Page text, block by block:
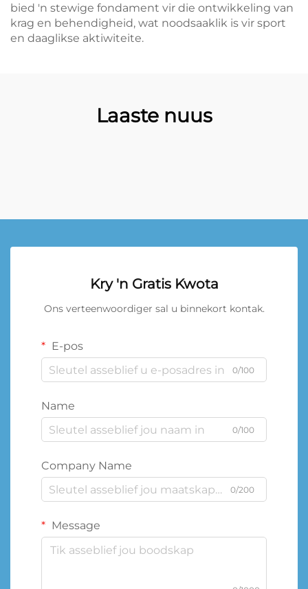
bied 'n stewige fondament vir die ontwikkeling van
krag en behendigheid, wat noodsaaklik is vir sport
en daaglikse aktiwiteite.
Laaste nuus
Kry 'n Gratis Kwota
Ons verteenwoordiger sal u binnekort kontak.
E-pos
0/100
Name
0/100
Company Name
0/200
Message